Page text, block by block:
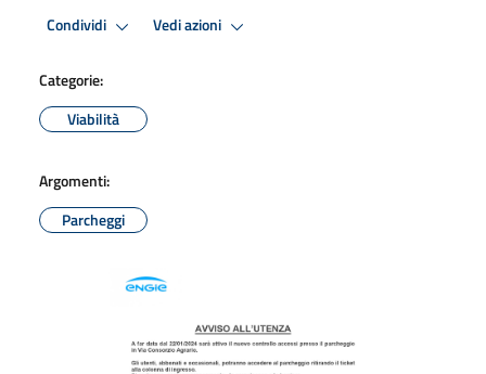
Condividi Vedi azioni
Categorie:
Viabilità
Argomenti:
Parcheggi